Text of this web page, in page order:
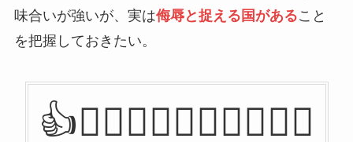
味合いが強いが、実は侮辱と捉える国があること
を把握しておきたい。
👍👍🏻👍🏼👍🏽👍🏾👍🏿